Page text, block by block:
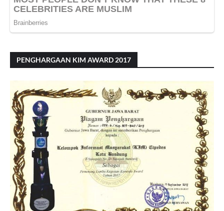
PENGHARGAAN KIM AWARD 2017